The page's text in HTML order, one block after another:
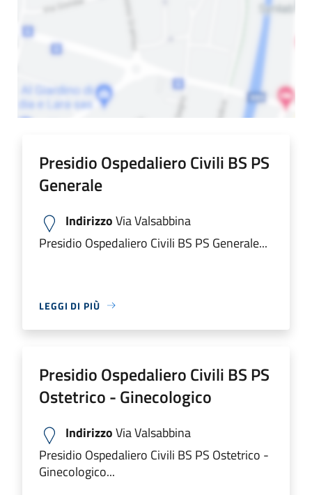
Presidio Ospedaliero Civili BS PS
Generale
IndirizzoVia Valsabbina
Presidio Ospedaliero Civili BS PS Generale...
LEGGI DI PIÙ
Presidio Ospedaliero Civili BS PS
Ostetrico - Ginecologico
IndirizzoVia Valsabbina
Presidio Ospedaliero Civili BS PS Ostetrico -
Ginecologico...